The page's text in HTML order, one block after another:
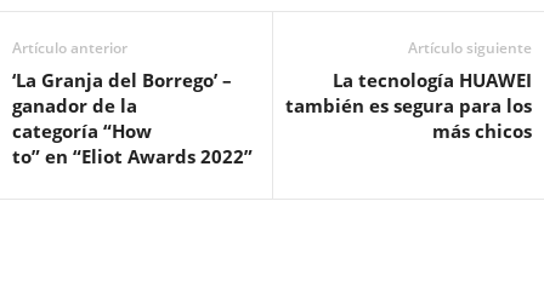
Artículo anterior
‘La Granja del Borrego’ –
ganador de la
categoría “How
to” en “Eliot Awards 2022”
Artículo siguiente
La tecnología HUAWEI
también es segura para los
más chicos